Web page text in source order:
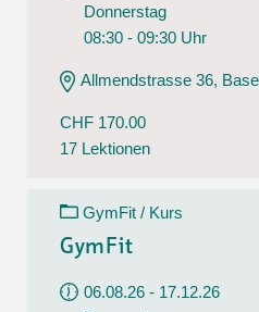
Donnerstag
08:30 - 09:30 Uhr
Allmendstrasse 36,
CHF 170.00
17 Lektionen
GymFit / Kurs
GymFit
06.08.26 - 17.12.26